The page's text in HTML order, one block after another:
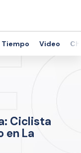
Tiempo Video
Ciclista
en La